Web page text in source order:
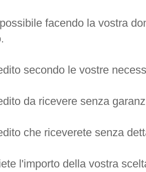
facendo la vostra
secondo le vostre
da ricevere senza
che riceverete senza
l'importo della vostra